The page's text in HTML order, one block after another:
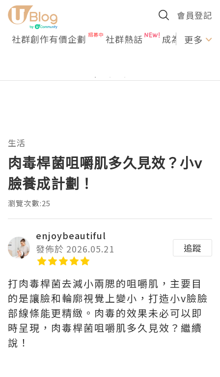
會員登記
社群創作有價企劃 社群熱話 成為U更多
生活
肉毒桿菌咀嚼肌多久見效？小v
臉養成計劃！
瀏覽次數:25
enjoybeautiful
發佈於 2026.05.21
追蹤
打肉毒桿菌去減小兩腮的咀嚼肌，主要目
的是讓臉和輪廓視覺上變小，打造小v臉臉
部線條能更精緻。肉毒的效果未必可以即
時呈現，肉毒桿菌咀嚼肌多久見效？繼續
說！